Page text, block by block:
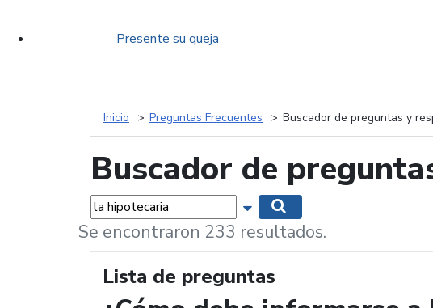
Presente su queja
Inicio Preguntas Frecuentes Buscador de preguntas y
Buscador de
Palabras... Mostrar opciones de búsqueda
Se encontraron 233 resultados.
Lista de preguntas